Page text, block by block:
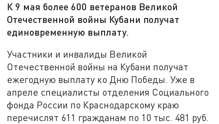
К 9 мая более 600 ветеранов Великой
Отечественной войны Кубани получат
единовременную выплату.
Участники и инвалиды Великой
Отечественной войны на Кубани получат
ежегодную выплату ко Дню Победы. Уже в
апреле специалисты отделения Социального
фонда России по Краснодарскому краю
перечислят 611 гражданам по 10 тыс. 481 руб.